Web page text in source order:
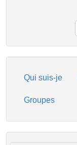
Qui suis-je
Groupes